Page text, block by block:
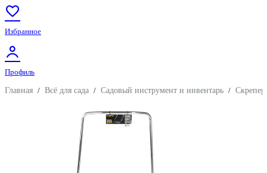
Избранное
Профиль
Главная / Всё для сада / Садовый инструмент и инвентарь /